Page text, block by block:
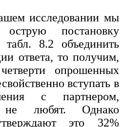
исследовании мы
постановку
8.2 объединить
ответа, то получим,
опрошенных
вступать в
с партнером,
не любят. Однако
это 32%